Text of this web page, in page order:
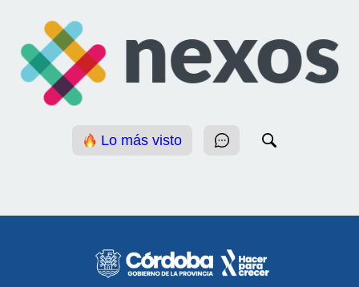
Lo más visto